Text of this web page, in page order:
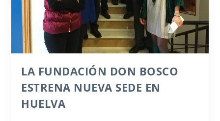
LA FUNDACIÓN DON BOSCO
ESTRENA NUEVA SEDE EN
HUELVA